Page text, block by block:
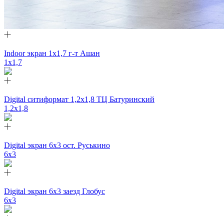
Indoor экран 1х1,7 г-т Ашан
1x1,7
Digital ситиформат 1,2х1,8 ТЦ Батуринский
1,2x1,8
Digital экран 6х3 ост. Руськино
6х3
Digital экран 6х3 заезд Глобус
6х3